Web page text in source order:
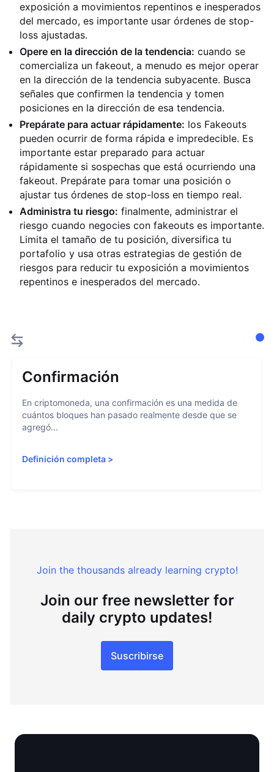
exposición a movimientos repentinos e inesperados
del mercado, es importante usar órdenes de stop-
loss ajustadas.
Opere en la dirección de la tendencia: cuando se
comercializa un fakeout, a menudo es mejor operar
en la dirección de la tendencia subyacente. Busca
señales que confirmen la tendencia y tomen
posiciones en la dirección de esa tendencia.
Prepárate para actuar rápidamente: los Fakeouts
pueden ocurrir de forma rápida e impredecible. Es
importante estar preparado para actuar
rápidamente si sospechas que está ocurriendo una
fakeout. Prepárate para tomar una posición o
ajustar tus órdenes de stop-loss en tiempo real.
Administra tu riesgo: finalmente, administrar el
riesgo cuando negocies con fakeouts es importante.
Limita el tamaño de tu posición, diversifica tu
portafolio y usa otras estrategias de gestión de
riesgos para reducir tu exposición a movimientos
repentinos e inesperados del mercado.
Confirmación
En criptomoneda, una confirmación es una medida de
cuántos bloques han pasado realmente desde que se
agregó...
Definición completa >
Join the thousands already learning crypto!
Join our free newsletter for
daily crypto updates!
Suscribirse